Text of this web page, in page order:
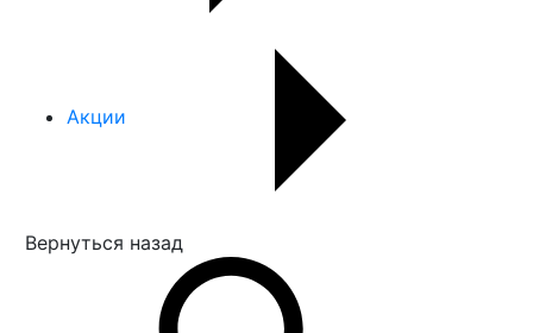
Акции
Вернуться назад